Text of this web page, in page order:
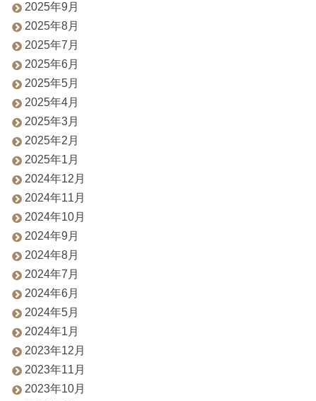
2025年9月
2025年8月
2025年7月
2025年6月
2025年5月
2025年4月
2025年3月
2025年2月
2025年1月
2024年12月
2024年11月
2024年10月
2024年9月
2024年8月
2024年7月
2024年6月
2024年5月
2024年1月
2023年12月
2023年11月
2023年10月